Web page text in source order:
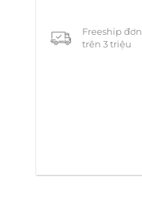
Freeship đơn
trên 3 triệu